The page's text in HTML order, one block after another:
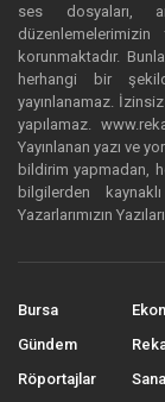
ses dosyaları,
korunmaktadır.
herhangi bir
yayınlanamaz.
yapılamaz.
Yayınlanan yazı ve
bildirim yapmadan,
bilgilerden
Yazarlarımızın
Bursa
Gündem
Röportajlar